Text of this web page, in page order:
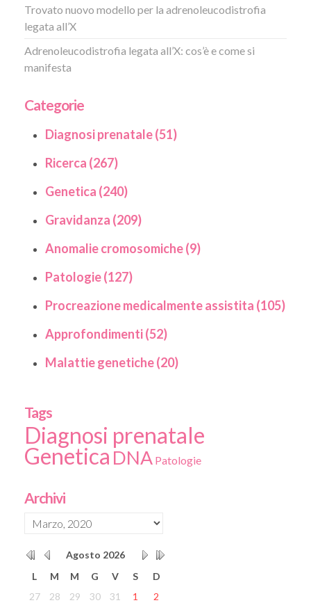
Trovato nuovo modello per la adrenoleucodistrofia
legata all’X
Adrenoleucodistrofia legata all’X: cos’è e come si
manifesta
Categorie
Diagnosi prenatale (51)
Ricerca (267)
Genetica (240)
Gravidanza (209)
Anomalie cromosomiche (9)
Patologie (127)
Procreazione medicalmente assistita (105)
Approfondimenti (52)
Malattie genetiche (20)
Tags
Diagnosi prenatale
Genetica DNA Patologie
Archivi
Agosto 2026
L
M M G V S
D
27
28 29 30 31 1
2